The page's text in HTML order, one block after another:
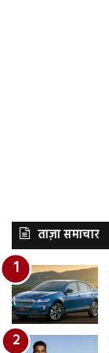
ताज़ा समाचार